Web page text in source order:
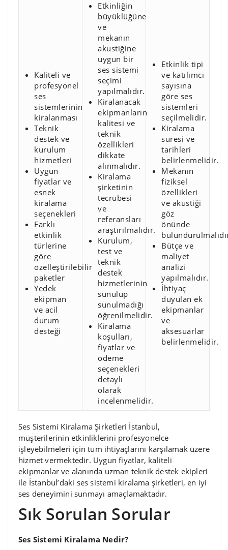
Kaliteli ve
profesyonel
ses
sistemlerinin
kiralanması
Teknik
destek ve
kurulum
hizmetleri
Uygun
fiyatlar ve
esnek
kiralama
seçenekleri
Farklı
etkinlik
türlerine
göre
özelleştirilebilir
paketler
Yedek
ekipman
ve acil
durum
desteği
Etkinliğin
büyüklüğüne
ve
mekanın
akustiğine
uygun bir
ses sistemi
seçimi
yapılmalıdır.
Kiralanacak
ekipmanların
kalitesi ve
teknik
özellikleri
dikkate
alınmalıdır.
Kiralama
şirketinin
tecrübesi
ve
referansları
araştırılmalıdır.
Kurulum,
test ve
teknik
destek
hizmetlerinin
sunulup
sunulmadığı
öğrenilmelidir.
Kiralama
koşulları,
fiyatlar ve
ödeme
seçenekleri
detaylı
olarak
incelenmelidir.
Etkinlik tipi
ve katılımcı
sayısına
göre ses
sistemleri
seçilmelidir.
Kiralama
süresi ve
tarihleri
belirlenmelidir.
Mekanın
fiziksel
özellikleri
ve akustiği
göz
önünde
Bütçe ve
maliyet
analizi
yapılmalıdır.
İhtiyaç
duyulan ek
ekipmanlar
ve
aksesuarlar
belirlenmelidir.
Ses Sistemi Kiralama Şirketleri İstanbul,
müşterilerinin etkinliklerini profesyonelce
işleyebilmeleri için tüm ihtiyaçlarını karşılamak üzere
hizmet vermektedir. Uygun fiyatlar, kaliteli
ekipmanlar ve alanında uzman teknik destek ekipleri
ile İstanbul’daki ses sistemi kiralama şirketleri, en iyi
ses deneyimini sunmayı amaçlamaktadır.
Sık Sorulan Sorular
Ses Sistemi Kiralama Nedir?